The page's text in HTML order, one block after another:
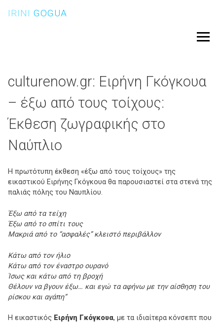
to
IRINI GOGUA
culturenow.gr: Ειρήνη Γκόγκουα
– έξω από τους τοίχους:
Έκθεση ζωγραφικής στο
Ναύπλιο
Η πρωτότυπη έκθεση «έξω από τους τοίχους» της
εικαστικού Ειρήνης Γκόγκουα θα παρουσιαστεί στα στενά της
παλιάς πόλης του Ναυπλίου.
Έξω από τα τείχη
Έξω από το σπίτι τους
Μακριά από το “ασφαλές” κλειστό περιβάλλον
Κάτω από τον ήλιο
Κάτω από τον έναστρο ουρανό
Ίσως και κάτω από τη βροχή
Θέλουν να βγουν έξω… και εγώ τα αφήνω με την αίσθηση του
ρίσκου και αγάπη”
Η εικαστικός Ειρήνη Γκόγκουα, με τα ιδιαίτερα κόνσεπτ που